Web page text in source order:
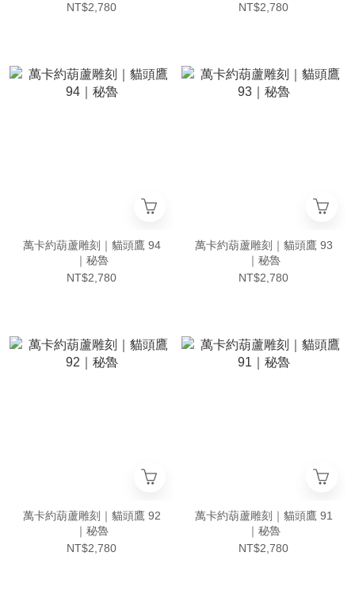
NT$2,780
NT$2,780
萬卡約葫蘆雕刻｜貓頭鷹 94
｜秘魯
NT$2,780
萬卡約葫蘆雕刻｜貓頭鷹 93
｜秘魯
NT$2,780
萬卡約葫蘆雕刻｜貓頭鷹 92
｜秘魯
NT$2,780
萬卡約葫蘆雕刻｜貓頭鷹 91
｜秘魯
NT$2,780